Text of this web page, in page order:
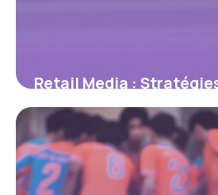
Retail Media :
2026
31 mai 2026